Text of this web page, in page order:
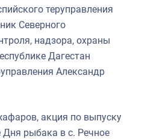
теруправления
Северного
надзора, охраны
Дагестан
Александр
акция по выпуску
рыбака в с. Речное